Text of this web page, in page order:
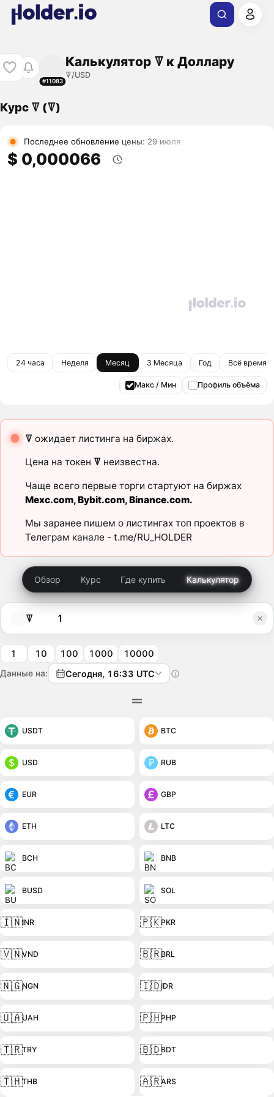
#11083
Калькулятор ꘜ к Доллару
ꘜ/USD
Курс ꘜ (ꘜ)
Последнее обновление цены: 29 июля
$ 0,000066
24 часа Неделя Месяц 3 Месяца Год Всё время
Макс / Мин Профиль объёма
ꘜожидает листинга на биржах.
Цена на токен ꘜнеизвестна.
Чаще всего первые торги стартуют на биржах
Mexc.com,Bybit.com,Binance.com.
Мы заранее пишем о листингах топ проектов в
Телеграм канале - t.me/RU_HOLDER
Обзор Курс Где купить Калькулятор
ꘜ
1 10 100 1000 10000
Данные на: Сегодня, 16:33 UTC
USDT BTC
USD RUB
EUR GBP
ETH LTC
BCH BNB
BUSD SOL
🇮🇳INR 🇵🇰PKR
🇻🇳VND 🇧🇷BRL
🇳🇬NGN 🇮🇩IDR
🇺🇦UAH 🇵🇭PHP
🇹🇷TRY 🇧🇩BDT
🇹🇭THB 🇦🇷ARS